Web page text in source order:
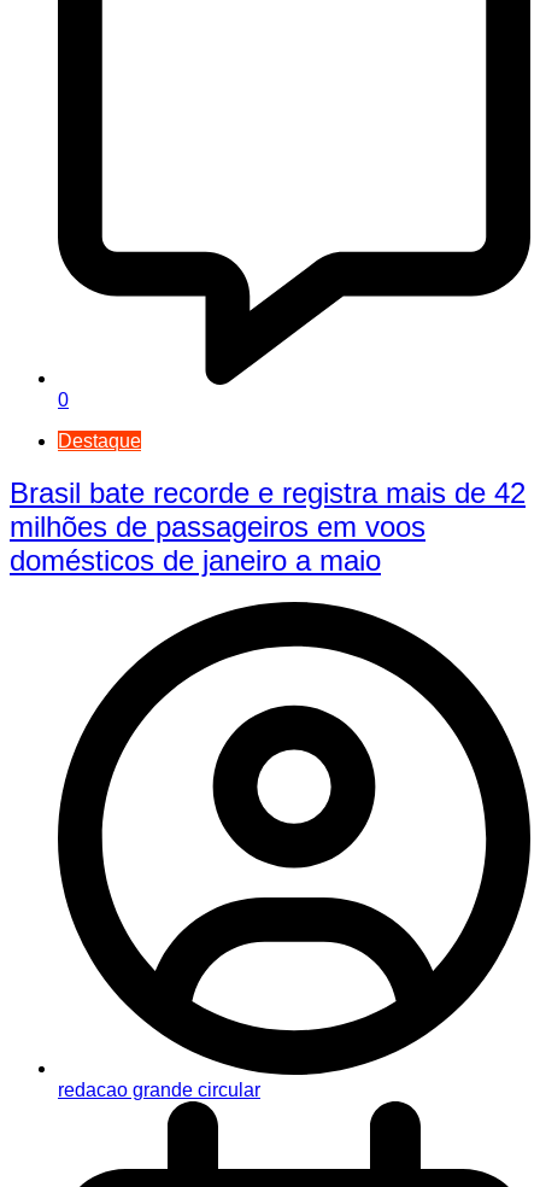
0
Destaque
Brasil bate recorde e registra mais de 42
milhões de passageiros em voos
domésticos de janeiro a maio
redacao grande circular